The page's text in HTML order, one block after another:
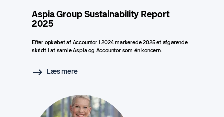
Aspia Group Sustainability Report
2025
Efter opkøbet af Accountor i 2024 markerede 2025 et afgørende
skridt i at samle Aspia og Accountor som én koncern.
Læs mere